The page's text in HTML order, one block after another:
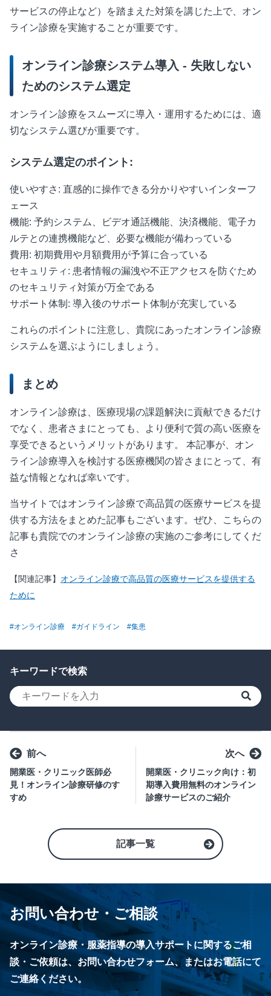
サービスの停止など）を踏まえた対策を講じた上で、オン
ライン診療を実施することが重要です。
オンライン診療システム導入 - 失敗しない
ためのシステム選定
オンライン診療をスムーズに導入・運用するためには、適
切なシステム選びが重要です。
システム選定のポイント:
使いやすさ: 直感的に操作できる分かりやすいインターフ
ェース
機能: 予約システム、ビデオ通話機能、決済機能、電子カ
ルテとの連携機能など、必要な機能が備わっている
費用: 初期費用や月額費用が予算に合っている
セキュリティ: 患者情報の漏洩や不正アクセスを防ぐため
のセキュリティ対策が万全である
サポート体制: 導入後のサポート体制が充実している
これらのポイントに注意し、貴院にあったオンライン診療
システムを選ぶようにしましょう。
まとめ
オンライン診療は、医療現場の課題解決に貢献できるだけ
でなく、患者さまにとっても、より便利で質の高い医療を
享受できるというメリットがあります。 本記事が、オン
ライン診療導入を検討する医療機関の皆さまにとって、有
益な情報となれば幸いです。
当サイトではオンライン診療で高品質の医療サービスを提
供する方法をまとめた記事もございます。ぜひ、こちらの
記事も貴院でのオンライン診療の実施のご参考にしてくだ
さ
【関連記事】 オンライン診療で高品質の医療サービスを提供する
ために
#オンライン診療 #ガイドライン #集患
キーワードで検索
検索
前へ
開業医・クリニック医師必
見！オンライン診療研修のす
すめ
次へ
開業医・クリニック向け：初
期導入費用無料のオンライン
診療サービスのご紹介
記事一覧
お問い合わせ・ご相談
オンライン診療・服薬指導の導入サポートに関するご相
談・ご依頼は、お問い合わせフォーム、またはお電話にて
ご連絡ください。